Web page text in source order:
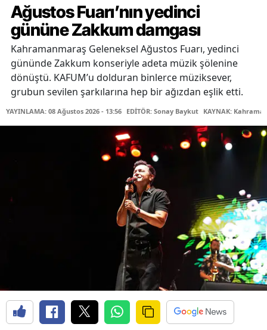
Ağustos Fuarı’nın yedinci
gününe Zakkum damgası
Kahramanmaraş Geleneksel Ağustos Fuarı, yedinci
gününde Zakkum konseriyle adeta müzik şölenine
dönüştü. KAFUM’u dolduran binlerce müziksever,
grubun sevilen şarkılarına hep bir ağızdan eşlik etti.
YAYINLAMA: 08 Ağustos 2026 - 13:56 EDİTÖR: Sonay Baykut KAYNAK: